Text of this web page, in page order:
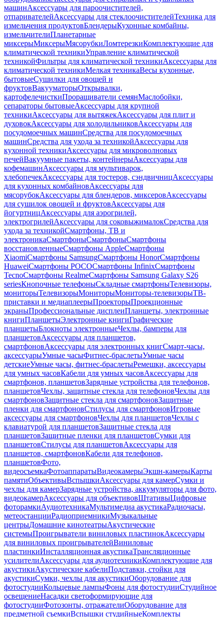
машинАксессуары для пароочистителей,
отпаривателейАксессуары для стеклоочистителейТехника для
измельчения продуктовБлендерыКухонные комбайны,
измельчителиПланетарные
миксерыМиксерыМясорубкиЛомтерезкиКомплектующие для
климатической техникиУправление климатической
техникойФильтры для климатической техникиАксессуары для
климатической техникиМелкая техникаВесы кухонные,
бытовыеСушилки для овощей и
фруктовВакууматорыОткрывалки,
картофелечисткиПроращиватели семянМаслобойки,
сепараторы бытовыеАксессуары для крупной
техникиАксессуары для вытяжекАксессуары для плит и
духовокАксессуары для холодильниковАксессуары для
посудомоечных машинСредства для посудомоечных
машинСредства для ухода за техникойАксессуары для
кухонной техникиАксессуары для микроволновых
печейВакуумные пакеты, контейнерыАксессуары для
кофемашинАксессуары для мультиварок,
хлебопечекАксессуары для тостеров, сэндвичницАксессуары
для кухонных комбайновАксессуары для
мясорубокАксессуары для блендеров, миксеровАксессуары
для сушилок овощей и фруктовАксессуары для
йогуртницАксессуары для аэрогрилей,
электрогрилейАксессуары для соковыжималокСредства для
ухода за техникойСмартфоны, ТВ и
электроникаСмартфоныСмартфоныСмартфоны
восстановленныеСмартфоны AppleСмартфоны
XiaomiСмартфоны SamsungСмартфоны HonorСмартфоны
HuaweiСмартфоны POCOСмартфоны InfinixСмартфоны
TecnoСмартфоны RealmeСмартфоны Samsung Galaxy S26
seriesКнопочные телефоныСкладные смартфоныТелевизоры,
мониторыТелевизорыМониторыМониторы-телевизорыТВ-
приставки и медиаплеерыПроекторыПроекционные
экраныПрофессиональные дисплеиПланшеты, электронные
книгиПланшетыЭлектронные книгиГрафические
планшетыБлокноты электронныеЧехлы, бамперы для
планшетовАксессуары для планшетов,
смартфоновАксессуары для электронных книгСмарт-часы,
аксессуарыУмные часыФитнес-браслетыУмные часы
детскиеУмные часы, фитнес-браслетыРемешки, аксессуары
для умных часовКабели для умных часовАксессуары для
смартфонов, планшетовЗарядные устройства для телефонов,
планшетовЧехлы, защитные стекла для телефоновЧехлы для
смартфоновЗащитные стекла для смартфоновЗащитные
пленки для смартфоновСтилусы для смартфоновИгровые
аксессуары для смартфоновЧехлы для планшетовЧехлы с
клавиатурой для планшетовЗащитные стекла для
планшетовЗащитные пленки для планшетовСумки для
планшетовСтилусы для планшетовАксессуары для
планшетов, смартфоновКабели для телефонов,
планшетовФото,
видеосъемкаФотоаппаратыВидеокамерыЭкшн-камерыКарты
памятиОбъективыВспышкиАксессуары для камерСумки и
чехлы для камерЗарядные устройства, аккумуляторы для фото,
видеокамерАксессуары для объективовШтативыЦифровые
фоторамкиАудиотехникаМультимедиа акустикаРадиочасы,
метеостанцииРадиоприемникиМузыкальные
центрыДомашние кинотеатрыАкустические
системыПроигрыватели виниловых пластинокАксессуары
для виниловых проигрывателейВиниловые
пластинкиИнсталляционная акустикаТрансляционные
усилителиАксессуары для аудиотехникиКомплектующие для
акустикиАкустические кабелиПодставки, стойки для
акустикиСумки, чехлы для акустикиОборудование для
фотостудииКольцевые лампыФоны для фотостудииСтудийное
освещениеНасадки светоформирующие для
фотостудииФотозонты, отражателиОборудование для
предметной съемкиВспышки студийныеКомплекты